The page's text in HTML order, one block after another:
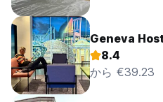
Geneva
8.4
から €39.23